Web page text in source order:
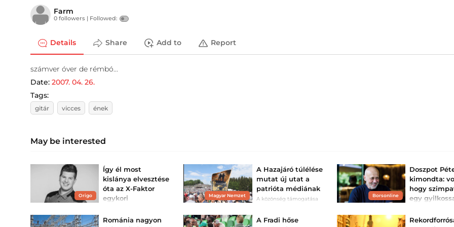
Farm
0 followers | Followed:
Details Share Add to Report
számver óver de rémbó...
Date: 2007. 04. 26.
Tags:
gitár vicces ének
May be interested
Origo
Így él most
kislánya elvesztése
óta az X-Faktor
egykori
Csordás Ákos 2013-
Magyar Nemzet
A Hazajáró túlélése
mutat új utat a
patrióta médiának
A közönség támogatása
Borsonline
Doszpot
kimondta:
hogy
egy
beszélgetett az
Románia nagyon
A Fradi hőse